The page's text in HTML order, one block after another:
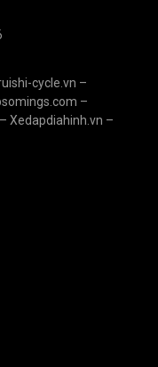
cycle.vn –
–
– Xedapdiahinh.vn –